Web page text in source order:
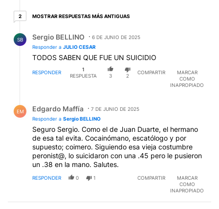
22 respuestas más antiguas
MOSTRAR RESPUESTAS MÁS ANTIGUAS
SB Sergio BELLINO
6 DE JUNIO DE 2025
Responder a JULIO CESAR
TODOS SABEN QUE FUE UN SUICIDIO
RESPONDER
1
RESPUESTA
3 2
COMPARTIR
MARCAR
COMO
INAPROPIADO
EM Edgardo Maffía
7 DE JUNIO DE 2025
Responder a Sergio BELLINO
Seguro Sergio. Como el de Juan Duarte, el hermano
de esa tal evita. Cocainómano, escatólogo y por
supuesto; coimero. Siguiendo esa vieja costumbre
peronist@, lo suicidaron con una .45 pero le pusieron
un .38 en la mano. Salutes.
RESPONDER 0 1 COMPARTIR
MARCAR
COMO
INAPROPIADO